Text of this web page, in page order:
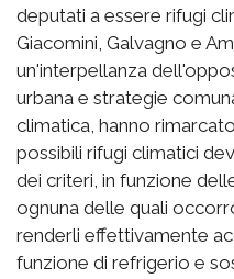
deputati a essere rifugi
Giacomini, Galvagno e
un'interpellanza
urbana e strategie
climatica, hanno
possibili rifugi climatici
dei criteri, in funzione
ognuna delle quali
renderli effettivamente
funzione di refrigerio e